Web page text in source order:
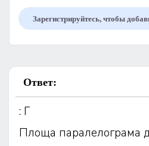
Зарегистрируйтесь, чтобы
Ответ:
: Г
Площа паралелограма